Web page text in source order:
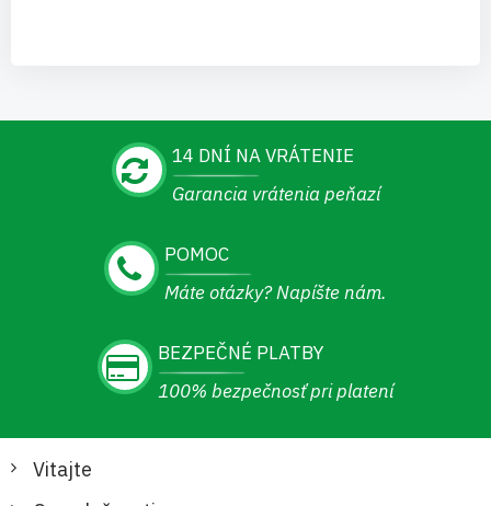
14 DNÍ NA VRÁTENIE
Garancia vrátenia peňazí
POMOC
Máte otázky? Napíšte nám.
BEZPEČNÉ PLATBY
100% bezpečnosť pri platení
Vitajte